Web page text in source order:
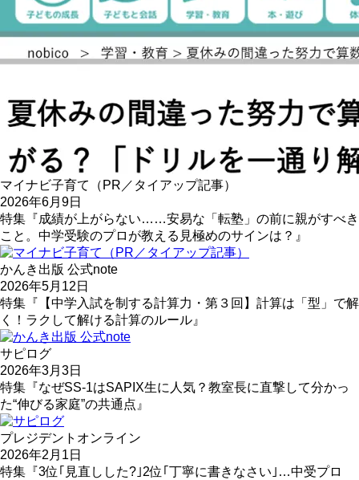
マイナビ子育て（PR／タイアップ記事）
2026年6月9日
特集『成績が上がらない……安易な「転塾」の前に親がすべき
こと。中学受験のプロが教える見極めのサインは？』
かんき出版 公式note
2026年5月12日
特集『【中学入試を制する計算力・第３回】計算は「型」で解
く！ラクして解ける計算のルール』
サピログ
2026年3月3日
特集『なぜSS-1はSAPIX生に人気？教室長に直撃して分かっ
た“伸びる家庭”の共通点』
プレジデントオンライン
2026年2月1日
特集『3位｢見直しした?｣2位｢丁寧に書きなさい｣…中受プロ